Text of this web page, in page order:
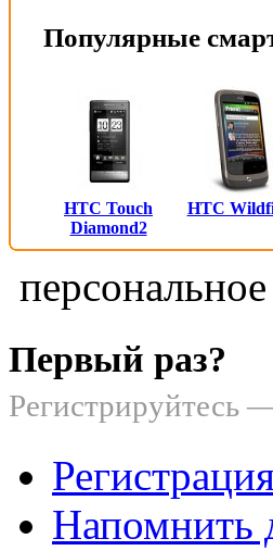
Популярные
HTC Touch
Diamond2
HTC
Первый раз?
Регистрируйтесь
Напомнить